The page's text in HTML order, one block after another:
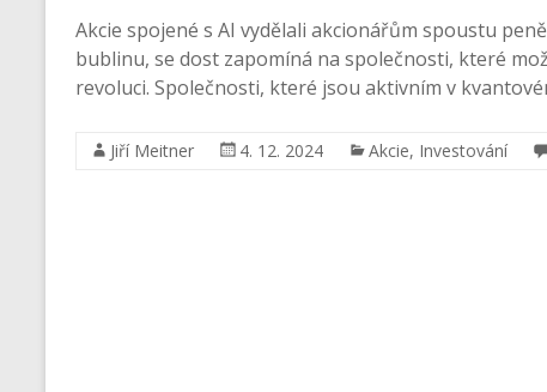
Akcie spojené s AI vydělali akcionářům spoustu
bublinu, se dost zapomíná na společnosti, které
revoluci. Společnosti, které jsou aktivním v
Jiří Meitner 4. 12. 2024 Akcie, Investování